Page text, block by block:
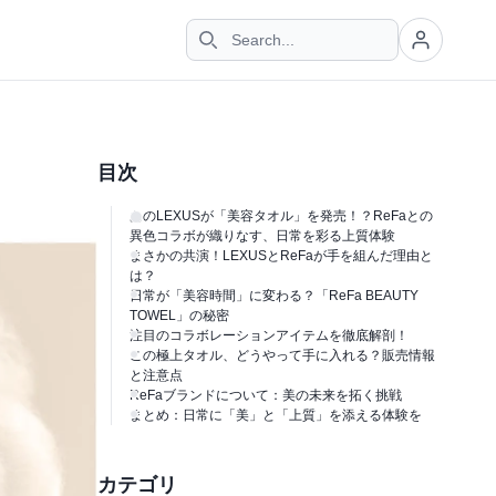
目次
あのLEXUSが「美容タオル」を発売！？ReFaとの
異色コラボが織りなす、日常を彩る上質体験
まさかの共演！LEXUSとReFaが手を組んだ理由と
は？
日常が「美容時間」に変わる？「ReFa BEAUTY
TOWEL」の秘密
注目のコラボレーションアイテムを徹底解剖！
この極上タオル、どうやって手に入れる？販売情報
と注意点
ReFaブランドについて：美の未来を拓く挑戦
まとめ：日常に「美」と「上質」を添える体験を
カテゴリ